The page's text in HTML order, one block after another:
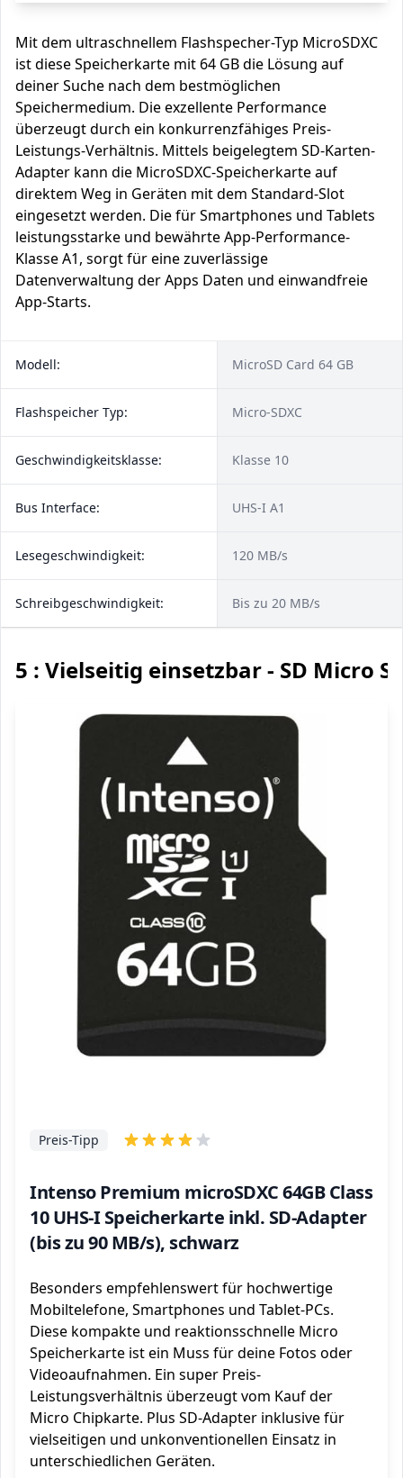
Mit dem ultraschnellem Flashspecher-Typ MicroSDXC
ist diese Speicherkarte mit 64 GB die Lösung auf
deiner Suche nach dem bestmöglichen
Speichermedium. Die exzellente Performance
überzeugt durch ein konkurrenzfähiges Preis-
Leistungs-Verhältnis. Mittels beigelegtem SD-Karten-
Adapter kann die MicroSDXC-Speicherkarte auf
direktem Weg in Geräten mit dem Standard-Slot
eingesetzt werden. Die für Smartphones und Tablets
leistungsstarke und bewährte App-Performance-
Klasse A1, sorgt für eine zuverlässige
Datenverwaltung der Apps Daten und einwandfreie
App-Starts.
Modell: MicroSD Card 64 GB
Flashspeicher Typ: Micro-SDXC
Geschwindigkeitsklasse: Klasse 10
Bus Interface: UHS-I A1
Lesegeschwindigkeit: 120 MB/s
Schreibgeschwindigkeit: Bis zu 20 MB/s
5 : Vielseitig einsetzbar - SD Micro
Intenso Premium microSDXC 64GB Class
10 UHS-I Speicherkarte inkl. SD-Adapter
(bis zu 90 MB/s), schwarz
Preis-Tipp
Besonders empfehlenswert für hochwertige
Mobiltelefone, Smartphones und Tablet-PCs.
Diese kompakte und reaktionsschnelle Micro
Speicherkarte ist ein Muss für deine Fotos oder
Videoaufnahmen. Ein super Preis-
Leistungsverhältnis überzeugt vom Kauf der
Micro Chipkarte. Plus SD-Adapter inklusive für
vielseitigen und unkonventionellen Einsatz in
unterschiedlichen Geräten.